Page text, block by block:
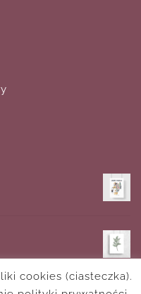
cookies (ciasteczka).